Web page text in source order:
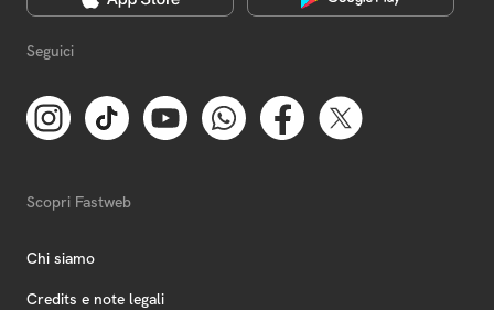
Seguici
Scopri Fastweb
Chi siamo
Credits e note legali